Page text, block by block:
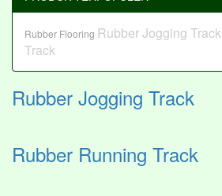
Rubber Flooring Rubber Jogging Track
Track
Rubber Jogging Track
Rubber Running Track